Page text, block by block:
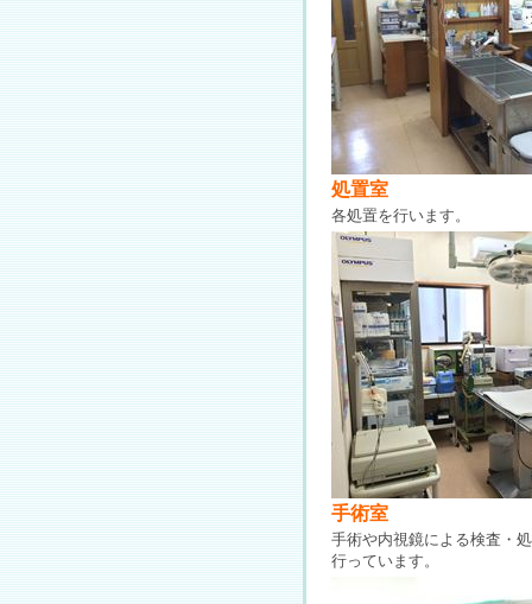
処置室
各処置を行います。
手術室
手術や内視鏡による検査・
行っています。